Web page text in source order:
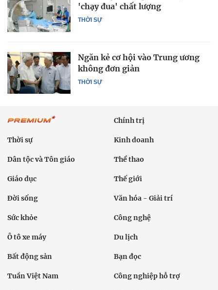
THỜI SỰ
'chạy đua' chất lượng
THỜI SỰ
Ngăn kẻ cơ hội vào Trung ương
không đơn giản
Chính trị
Thời sự Kinh doanh
Dân tộc và Tôn giáo Thể thao
Giáo dục Thế giới
Đời sống Văn hóa - Giải trí
Sức khỏe Công nghệ
Ô tô xe máy Du lịch
Bất động sản Bạn đọc
Tuần Việt Nam Công nghiệp hỗ trợ